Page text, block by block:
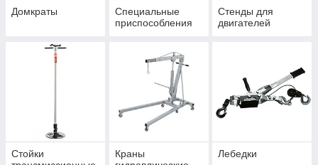
Домкраты
Специальные
приспособления
Стенды для
двигателей
Стойки
Краны
Лебедки